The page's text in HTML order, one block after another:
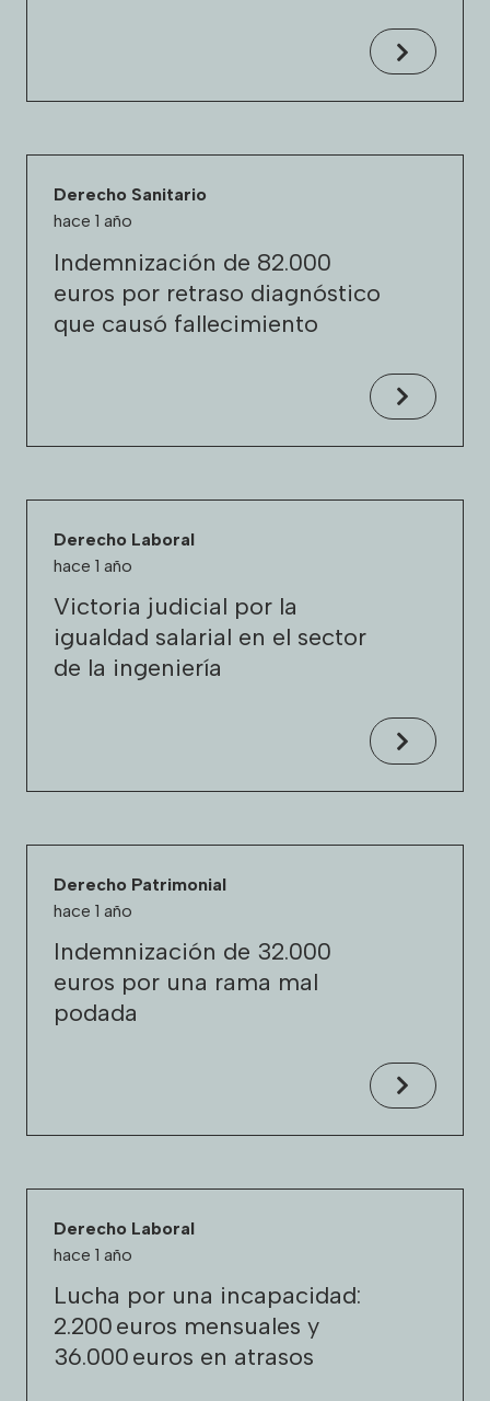
Derecho Sanitario
hace 1 año
Indemnización de 82.000
euros por retraso diagnóstico
que causó fallecimiento
Derecho Laboral
hace 1 año
Victoria judicial por la
igualdad salarial en el sector
de la ingeniería
Derecho Patrimonial
hace 1 año
Indemnización de 32.000
euros por una rama mal
podada
Derecho Laboral
hace 1 año
Lucha por una incapacidad:
2.200 euros mensuales y
36.000 euros en atrasos